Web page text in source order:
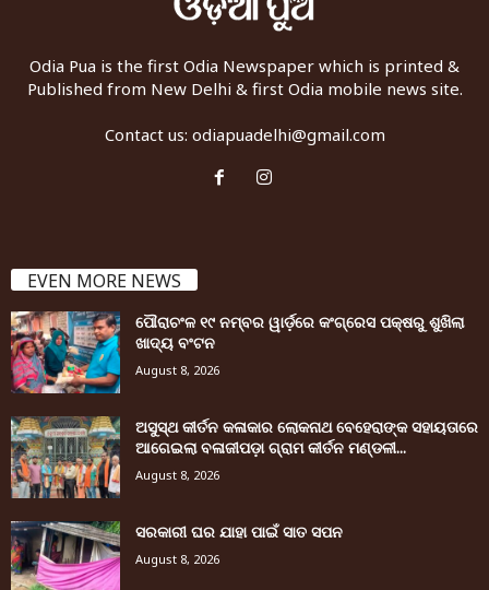
Odia Pua is the first Odia Newspaper which is printed &
Published from New Delhi & first Odia mobile news site.
Contact us: odiapuadelhi@gmail.com
EVEN MORE NEWS
ପୌରାଚଂଳ ୧୯ ନମ୍ବର ୱାର୍ଡ଼ରେ କଂଗ୍ରେସ ପକ୍ଷରୁ ଶୁଖିଲା
ଖାଦ୍ୟ ବଂଟନ
August 8, 2026
ଅସୁସ୍ଥ କୀର୍ତନ କଳାକାର ଲୋକନାଥ ବେହେରାଙ୍କ ସହାୟତାରେ
ଆଗେଇଲା ବଳାଜୀପଡ଼ା ଗ୍ରାମ କୀର୍ତନ ମଣ୍ଡଳୀ...
August 8, 2026
ସରକାରୀ ଘର ଯାହା ପାଇଁ ସାତ ସପନ
August 8, 2026